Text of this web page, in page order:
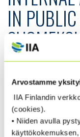
Arvostamme
IIA Finlandin
(cookies).
• Niiden avulla
IN
SUOMEKSI
suomentanut
julkiselle puolelle.
➡️ Löydät